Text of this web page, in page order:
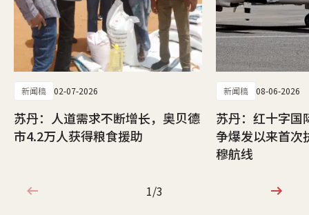
新闻稿 02-07-2026
苏丹：人道需求不断增长，奥贝德
市4.2万人获得粮食援助
新闻稿 08-06-2026
苏丹：红十字国
争爆发以来首次
穆航线
1/3
1/3